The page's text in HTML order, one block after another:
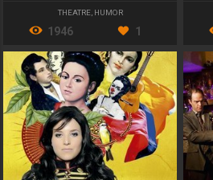
THEATRE, HUMOR
1946 1